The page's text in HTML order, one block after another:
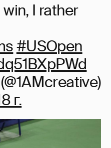
win, I rather
#USOpen
г.